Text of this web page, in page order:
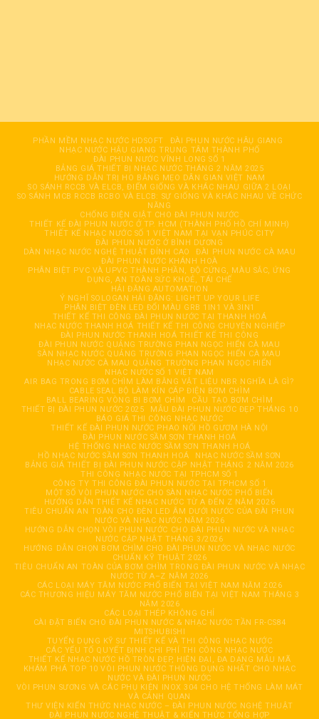
PHẦN MỀM NHẠC NƯỚC HDSOFT
ĐÀI PHUN NƯỚC HÂỤ GIANG
NHẠC NƯỚC HẬU GIANG TRUNG TÂM THÀNH PHỐ
ĐÀI PHUN NƯỚC VĨNH LONG SỐ 1
BẢNG GIÁ THIẾT BỊ NHẠC NƯỚC THÁNG 2 NĂM 2025
HƯỚNG DẪN TRỊ HO BẰNG MẸO DÂN GIAN VIỆT NAM
SO SÁNH RCCB VÀ ELCB, ĐIỂM GIỐNG VÀ KHÁC NHAU GIỮA 2 LOẠI
SO SÁNH MCB RCCB RCBO VÀ ELCB: SỰ GIỐNG VÀ KHÁC NHAU VỀ CHỨC
NĂNG
CHỐNG ĐIỆN GIẬT CHO ĐÀI PHUN NƯỚC
THIẾT KẾ ĐÀI PHUN NƯỚC Ở TP. HCM (THÀNH PHỐ HỒ CHÍ MINH)
THIẾT KẾ NHẠC NƯỚC SỐ 1 VIỆT NAM TẠI VẠN PHÚC CITY
ĐÀI PHUN NƯỚC Ở BÌNH DƯƠNG
DÀN NHẠC NƯỚC NGHỆ THUẬT ĐỈNH CAO
ĐÀI PHUN NƯỚC CÀ MAU
ĐÀI PHUN NƯỚC KHÁNH HOÀ
PHÂN BIỆT PVC VÀ UPVC THÀNH PHẦN, ĐỘ CỨNG, MÀU SẮC, ỨNG
DỤNG, AN TOÀN SỨC KHOẺ, TÁI CHẾ
HẢI ĐĂNG AUTOMATION
Ý NGHĨ SOLOGAN HẢI ĐĂNG: LIGHT UP YOUR LIFE
PHÂN BIỆT ĐÈN LED ĐỔI MÀU GRB 1IN1 VÀ 3IN1
THIẾT KẾ THI CÔNG ĐÀI PHUN NƯỚC TẠI THANH HOÁ
NHẠC NƯỚC THANH HOÁ THIẾT KẾ THI CÔNG CHUYÊN NGHIỆP
ĐÀI PHUN NƯỚC THANH HOÁ THIẾT KẾ THI CÔNG
ĐÀI PHUN NƯỚC QUẢNG TRƯỜNG PHAN NGỌC HIỂN CÀ MAU
SÀN NHẠC NƯỚC QUẢNG TRƯỜNG PHAN NGỌC HIỂN CÀ MAU
NHẠC NƯỚC CÀ MAU QUẢNG TRƯỜNG PHAN NGỌC HIỂN
NHẠC NƯỚC SỐ 1 VIỆT NAM
AIR BAG TRONG BƠM CHÌM LÀM BẰNG VẬT LIỆU NBR NGHĨA LÀ GÌ?
CABLE SEAL BỘ LÀM KÍN CÁP ĐIỆN BƠM CHÌM
BALL BEARING VÒNG BI BƠM CHÌM
CẦU TẠO BƠM CHÌM
THIẾT BỊ ĐÀI PHUN NƯỚC 2025
MẪU ĐÀI PHUN NƯỚC ĐẸP THÁNG 10
BÁO GIÁ THI CÔNG NHẠC NƯỚC
THIẾT KẾ ĐÀI PHUN NƯỚC PHAO NỔI HỒ GƯƠM HÀ NỘI
ĐÀI PHUN NƯỚC SẦM SƠN THANH HOÁ
HỆ THỐNG NHẠC NƯỚC SẦM SƠN THANH HOÁ
HỒ NHẠC NƯỚC SẦM SƠN THANH HOÁ
NHẠC NƯỚC SẦM SƠN
BẢNG GIÁ THIẾT BỊ ĐÀI PHUN NƯỚC CẬP NHẬT THÁNG 2 NĂM 2026
THI CÔNG NHẠC NƯỚC TẠI TPHCM SỐ 1
CÔNG TY THI CÔNG ĐÀI PHUN NƯỚC TẠI TPHCM SỐ 1
MỘT SỐ VÒI PHUN NƯỚC CHO SÀN NHẠC NƯỚC PHỔ BIẾN
HƯỚNG DẪN THIẾT KẾ NHẠC NƯỚC TỪ A ĐẾN Z NĂM 2026
TIÊU CHUẨN AN TOÀN CHO ĐÈN LED ÂM DƯỚI NƯỚC CỦA ĐÀI PHUN
NƯỚC VÀ NHẠC NƯỚC NĂM 2026
HƯỚNG DẪN CHỌN VÒI PHUN NƯỚC CHO ĐÀI PHUN NƯỚC VÀ NHẠC
NƯỚC CẬP NHẬT THÁNG 3/2026
HƯỚNG DẪN CHỌN BƠM CHÌM CHO ĐÀI PHUN NƯỚC VÀ NHẠC NƯỚC
CHUẨN KỸ THUẬT 2026
TIÊU CHUẨN AN TOÀN CỦA BƠM CHÌM TRONG ĐÀI PHUN NƯỚC VÀ NHẠC
NƯỚC TỪ A–Z NĂM 2026
CÁC LOẠI MÁY TĂM NƯỚC PHỔ BIẾN TẠI VIỆT NAM NĂM 2026
CÁC THƯƠNG HIỆU MÁY TĂM NƯỚC PHỔ BIẾN TẠI VIỆT NAM THÁNG 3
NĂM 2026
CÁC LOẠI THÉP KHÔNG GHỈ
CÀI ĐẶT BIẾN CHO ĐÀI PHUN NƯỚC & NHẠC NƯỚC TẦN FR-CS84
MITSHUBISHI
TUYỂN DỤNG KỸ SƯ THIẾT KẾ VÀ THI CÔNG NHẠC NƯỚC
CÁC YẾU TỐ QUYẾT ĐỊNH CHI PHÍ THI CÔNG NHẠC NƯỚC
THIẾT KẾ NHẠC NƯỚC HỒ TRÒN ĐẸP, HIỆN ĐẠI, ĐA DẠNG MẪU MÃ
KHÁM PHÁ TOP 10 VÒI PHUN NƯỚC THÔNG DỤNG NHẤT CHO NHẠC
NƯỚC VÀ ĐÀI PHUN NƯỚC
VÒI PHUN SƯƠNG VÀ CÁC PHỤ KIỆN INOX 304 CHO HỆ THỐNG LÀM MÁT
VÀ CẢNH QUAN
THƯ VIỆN KIẾN THỨC NHẠC NƯỚC – ĐÀI PHUN NƯỚC NGHỆ THUẬT
ĐÀI PHUN NƯỚC NGHỆ THUẬT & KIẾN THỨC TỔNG HỢP